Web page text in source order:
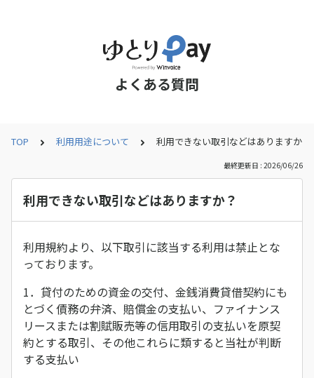
よくある質問
TOP 利用用途について 利用できない取引などはありますか？
最終更新日 : 2026/06/26
利用できない取引などはありますか？
利用規約より、以下取引に該当する利用は禁止とな
っております。
1．貸付のための資金の交付、金銭消費貸借契約にも
とづく債務の弁済、賠償金の支払い、ファイナンス
リースまたは割賦販売等の信用取引の支払いを原契
約とする取引、その他これらに類すると当社が判断
する支払い